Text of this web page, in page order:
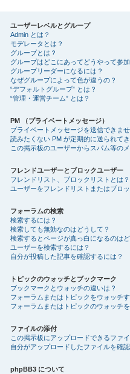
ユーザーレベルとグループ
Admin とは？
モデレータとは？
グループとは？
グループはどこにあってどうやって参
グループリーダーになるには？
なぜグループによって色が違うの？
“デフォルトグループ” とは？
“管理・運営チーム” とは？
PM （プライベートメッセージ）
プライベートメッセージを送信できませ
読みたくない PM が定期的に送られてき
この掲示板のユーザーからスパム等の
フレンドユーザーとブロックユーザー
フレンドリスト、ブロックリストとは？
ユーザーをフレンドリストまたはブロ
フォーラムの検索
検索するには？
検索しても無効なのはどうして？
検索するとページが真っ白になるのは
ユーザーを検索するには？
自分が投稿した記事を確認するには？
トピックのウォッチとブックマーク
ブックマークとウォッチの違いは？
フォーラムまたはトピックをウォッチ
フォーラムまたはトピックのウォッチ
ファイルの添付
この掲示板にアップロードできるファ
自分がアップロードしたファイルを確
phpBB3 について